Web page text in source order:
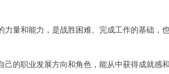
力量和能力，是战胜困难、完成工作的基础，
己的职业发展方向和角色，能从中获得成就感和